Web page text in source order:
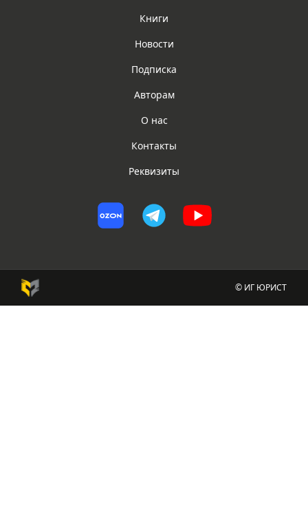
Книги
Новости
Подписка
Авторам
О нас
Контакты
Реквизиты
© ИГ ЮРИСТ